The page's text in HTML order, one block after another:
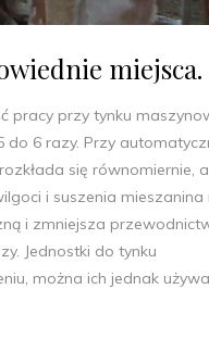
miejsca.
pracy przy tynku
do 6 razy. Przy
się równomiernie, a
i suszenia mieszanina
i zmniejsza
Jednostki do tynku
można ich jednak